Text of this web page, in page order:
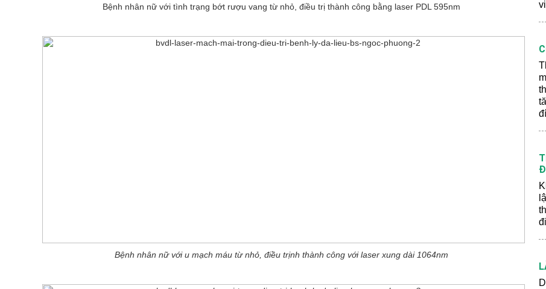
Bệnh nhân nữ với tình trạng bớt rượu vang từ nhỏ, điều trị thành công bằng laser PDL 595nm
Bệnh nhân nữ với u mạch máu từ nhỏ, điều trịnh thành công với laser xung dài 1064nm